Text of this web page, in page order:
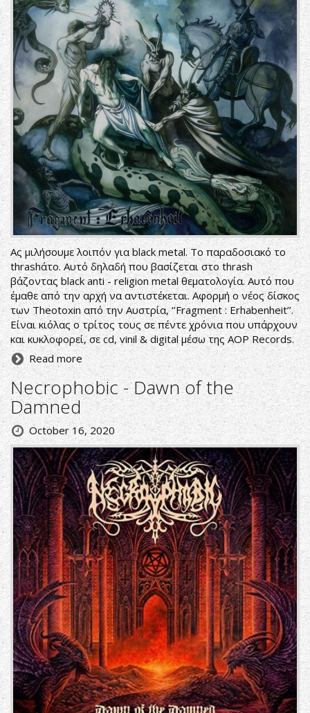
Ας μιλήσουμε λοιπόν για black metal. Το παραδοσιακό το
thrashάτο. Αυτό δηλαδή που βασίζεται στο thrash
βάζοντας black anti - religion metal θεματολογία. Αυτό που
έμαθε από την αρχή να αντιστέκεται. Αφορμή ο νέος δίσκος
των Theotoxin από την Αυστρία, ‘’Fragment : Erhabenheit’’.
Είναι κιόλας ο τρίτος τους σε πέντε χρόνια που υπάρχουν
και κυκλοφορεί, σε cd, vinil & digital μέσω της AOP Records.
Read more
Necrophobic - Dawn of the
Damned
October 16, 2020